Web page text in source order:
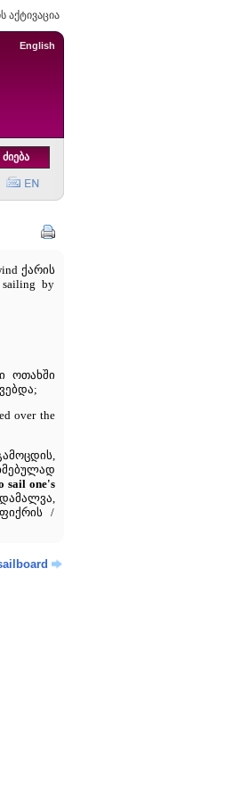
აქტივაცია
English
ქარის
by
ოთახში
over the
sail one's
/